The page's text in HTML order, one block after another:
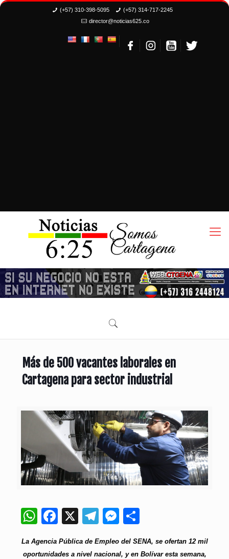
(+57) 310-398-5095
(+57) 314-717-2245
director@noticias625.co
Más de 500 vacantes laborales en
Cartagena para sector industrial
WhatsApp
Facebook
X Telegram
Messenger
La Agencia Pública de Empleo del SENA, se ofertan 12 mil
oportunidades a nivel nacional, y en Bolívar esta semana,